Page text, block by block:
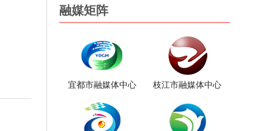
融媒矩阵
宜都市融媒体中心 枝江市融媒体中心